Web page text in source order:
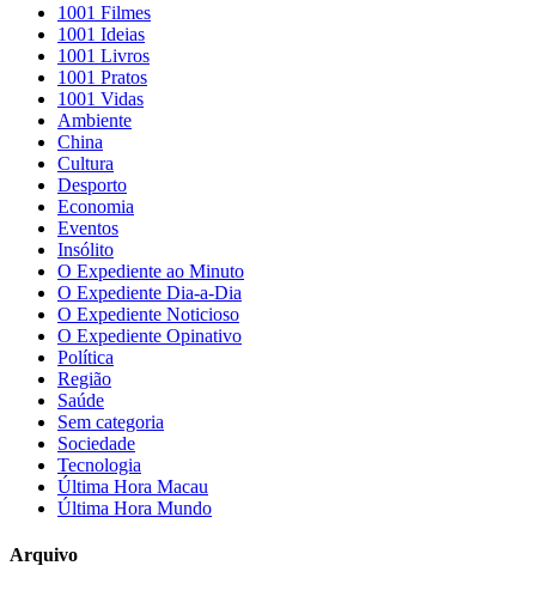
1001 Filmes
1001 Ideias
1001 Livros
1001 Pratos
1001 Vidas
Ambiente
China
Cultura
Desporto
Economia
Eventos
Insólito
O Expediente ao Minuto
O Expediente Dia-a-Dia
O Expediente Noticioso
O Expediente Opinativo
Política
Região
Saúde
Sem categoria
Sociedade
Tecnologia
Última Hora Macau
Última Hora Mundo
Arquivo